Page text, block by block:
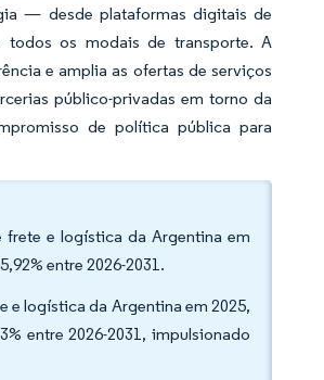
— desde plataformas digitais de
todos os modais de transporte. A
e amplia as ofertas de serviços
público-privadas em torno da
de política pública para
e logística da Argentina em
entre 2026-2031.
e logística da Argentina em 2025,
entre 2026-2031, impulsionado